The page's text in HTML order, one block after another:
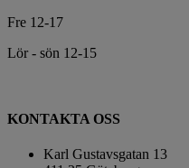
Fre 12-17
Lör - sön 12-15
KONTAKTA OSS
Karl Gustavsgatan 13